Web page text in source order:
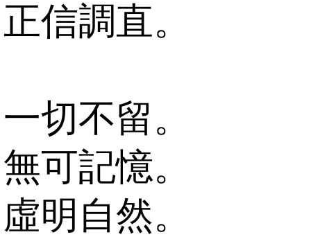
正信調直。
一切不留。
無可記憶。
虛明自然。